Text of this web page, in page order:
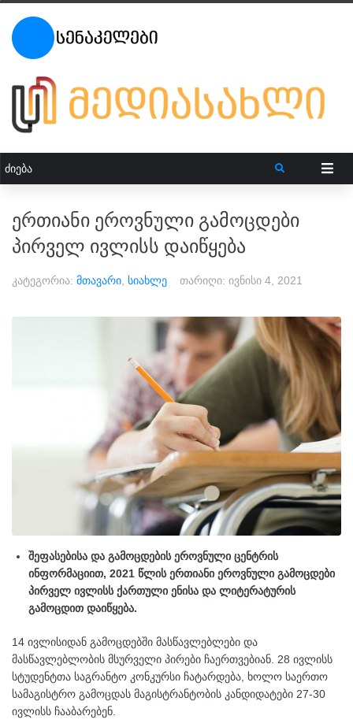
ერთიანი ეროვნული გამოცდები
პირველ ივლისს დაიწყება
კატეგორია: მთავარი სიახლე თარიღი: ივნისი 4, 2021
შეფასებისა და გამოცდების ეროვნული ცენტრის
ინფორმაციით, 2021 წლის ერთიანი ეროვნული გამოცდები
პირველ ივლისს ქართული ენისა და ლიტერატურის
გამოცდით დაიწყება.
14 ივლისიდან გამოცდებში მასწავლებლები და
მასწავლებლობის მსურველი პირები ჩაერთვებიან. 28 ივლისს
სტუდენტთა საგრანტო კონკურსი ჩატარდება, ხოლო საერთო
სამაგისტრო გამოცდას მაგისტრანტობის კანდიდატები 27-30
ივლისს ჩააბარებენ.